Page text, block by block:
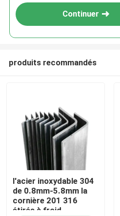
Maison
Continuer
produits recommandés
l'acier inoxydable 304
de 0.8mm-5.8mm la
cornière 201 316
étirés à froid